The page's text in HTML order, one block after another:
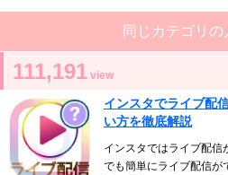
同じカテゴリの
111,191 view
インスタでライブ配
い方を徹底解説
インスタではライブ配信
でも簡単にライブ配信が